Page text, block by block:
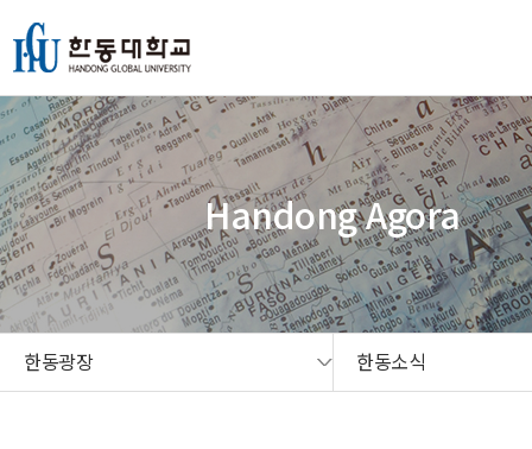
Handong Agora
한동광장 한동소식